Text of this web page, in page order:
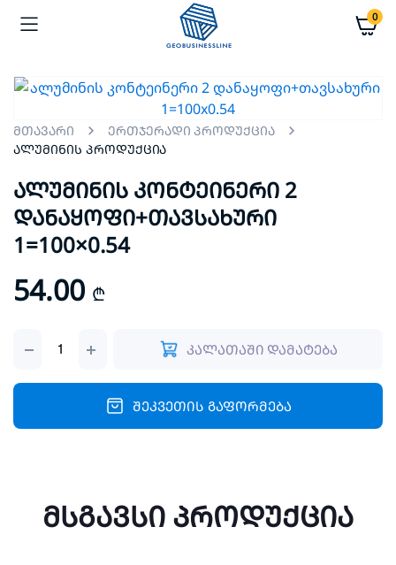
0
მთავარი
ერთჯერადი პროდუქცია
ალუმინის პროდუქცია
ალუმინის კონტეინერი 2
დანაყოფი+თავსახური
1=100×0.54
54.00 ₾
კონტეინერი
დანაყოფი+თავსახური
კალათაში დამატება
შეკვეთის გაფორმება
მსგავსი პროდუქცია